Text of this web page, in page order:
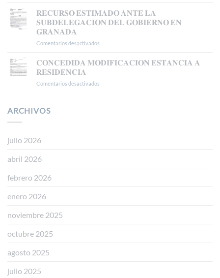
𝗔𝗨𝗧𝗢𝗥𝗜𝗭𝗔𝗖𝗜Ó𝗡
𝗥𝗘𝗦𝗜𝗗𝗘𝗡𝗖𝗜𝗔
𝗔
𝐑𝐄𝐂𝐔𝐑𝐒𝐎 𝐄𝐒𝐓𝐈𝐌𝐀𝐃𝐎 𝐀𝐍𝐓𝐄 𝐋𝐀
𝐒𝐔𝐁𝐃𝐄𝐋𝐄𝐆𝐀𝐂𝐈𝐎𝐍 𝐃𝐄𝐋 𝐆𝐎𝐁𝐈𝐄𝐑𝐍𝐎 𝐄𝐍
𝐆𝐑𝐀𝐍𝐀𝐃𝐀
Comentarios desactivados
𝐄𝐒𝐓𝐈𝐌𝐀𝐃𝐎
𝐂𝐎𝐍𝐂𝐄𝐃𝐈𝐃𝐀 𝐌𝐎𝐃𝐈𝐅𝐈𝐂𝐀𝐂𝐈𝐎𝐍 𝐄𝐒𝐓𝐀𝐍𝐂𝐈𝐀 𝐀
𝐑𝐄𝐒𝐈𝐃𝐄𝐍𝐂𝐈𝐀
Comentarios desactivados
ARCHIVOS
julio 2026
abril 2026
febrero 2026
enero 2026
noviembre 2025
octubre 2025
agosto 2025
julio 2025